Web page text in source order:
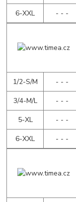
6-XXL
- - -
1/2-S/M
- - -
3/4-M/L
- - -
5-XL
- - -
6-XXL
- - -